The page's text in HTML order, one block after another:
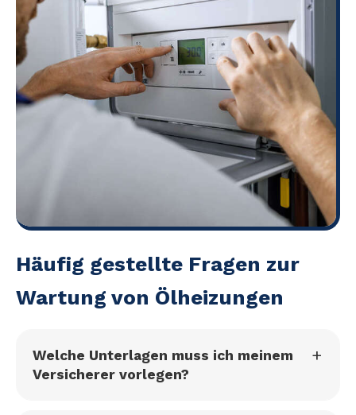
Häufig gestellte Fragen zur
Wartung von Ölheizungen
Welche Unterlagen muss ich meinem
Versicherer vorlegen?